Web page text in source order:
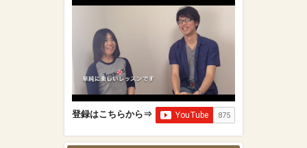
登録はこちらから⇒